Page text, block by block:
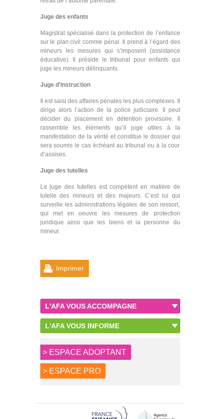
Juge des enfants
Magistrat spécialisé dans la protection de l’enfance
sur le plan civil comme pénal. Il prend à l’égard des
mineurs les mesures qui s’imposent (assistance
éducative). Il préside le tribunal pour enfants qui
juge les mineurs délinquants.
Juge d’instruction
Il est saisi des affaires pénales les plus complexes. Il
dirige alors l’action de la police judiciaire. Il peut
décider du placement en détention provisoire. Il
rassemble les éléments qu’il juge utiles à la
manifestation de la vérité et constitue le dossier qui
sera soumis le cas échéant au tribunal ou à la cour
d’assises.
Juge des tutelles
Le juge des tutelles est compétent en matière de
tutelle des mineurs et des majeurs. C’est lui qui
surveille les administrations légales de son ressort,
qui met en oeuvre les mesures de protection
juridique ainsi que les biens et la personne du
mineur.
Imprimer
L'AFA VOUS ACCOMPAGNE
L'AFA VOUS INFORME
> ESPACE ADOPTANT
> ESPACE PRO